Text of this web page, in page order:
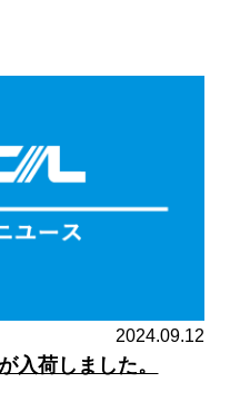
2024.09.12
入荷しました。